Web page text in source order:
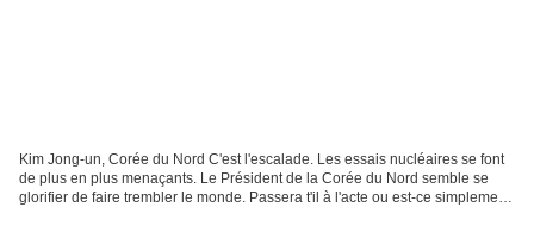
Kim Jong-un, Corée du Nord C'est l'escalade. Les essais nucléaires se font
de plus en plus menaçants. Le Président de la Corée du Nord semble se
glorifier de faire trembler le monde. Passera t'il à l'acte ou est-ce simplement